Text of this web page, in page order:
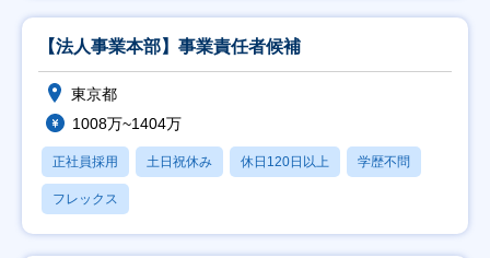
【法人事業本部】事業責任者候補
東京都
1008万~1404万
正社員採用 土日祝休み 休日120日以上 学歴不問
フレックス